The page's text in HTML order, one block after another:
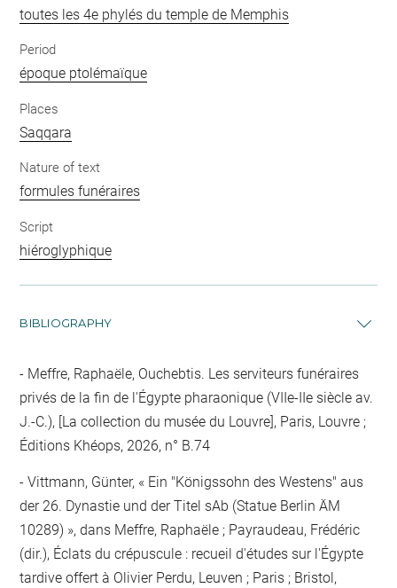
toutes les 4e phylés du temple de Memphis
Period
époque ptolémaïque
Places
Saqqara
Nature of text
formules funéraires
Script
hiéroglyphique
BIBLIOGRAPHY
Meffre, Raphaële, Ouchebtis. Les serviteurs funéraires
privés de la fin de l'Égypte pharaonique (VIIe-IIe siècle av.
J.-C.), [La collection du musée du Louvre], Paris, Louvre ;
Éditions Khéops, 2026, n° B.74
Vittmann, Günter, « Ein "Königssohn des Westens" aus
der 26. Dynastie und der Titel sAb (Statue Berlin ÄM
10289) », dans Meffre, Raphaële ; Payraudeau, Frédéric
(dir.), Éclats du crépuscule : recueil d'études sur l'Égypte
tardive offert à Olivier Perdu, Leuven ; Paris ; Bristol,